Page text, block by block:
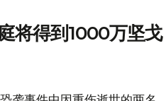
将得到1000万坚戈